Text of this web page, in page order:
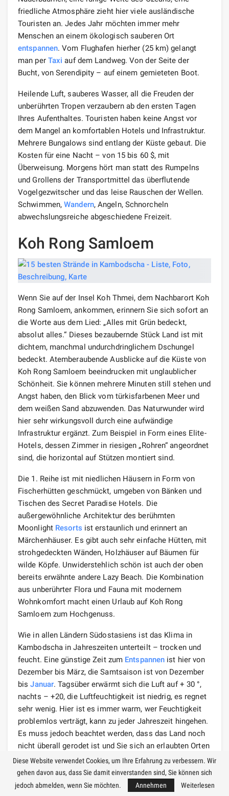
friedliche Atmosphäre zieht hier viele ausländische
Touristen an. Jedes Jahr möchten immer mehr
Menschen an einem ökologisch sauberen Ort
entspannen. Vom Flughafen hierher (25 km) gelangt
man per Taxi auf dem Landweg. Von der Seite der
Bucht, von Serendipity – auf einem gemieteten Boot.
Heilende Luft, sauberes Wasser, all die Freuden der
unberührten Tropen verzaubern ab den ersten Tagen
Ihres Aufenthaltes. Touristen haben keine Angst vor
dem Mangel an komfortablen Hotels und Infrastruktur.
Mehrere Bungalows sind entlang der Küste gebaut. Die
Kosten für eine Nacht – von 15 bis 60 $, mit
Überweisung. Morgens hört man statt des Rumpelns
und Grollens der Transportmittel das überflutende
Vogelgezwitscher und das leise Rauschen der Wellen.
Schwimmen,Wandern, Angeln, Schnorcheln
abwechslungsreiche abgeschiedene Freizeit.
Koh Rong Samloem
Wenn Sie auf der Insel Koh Thmei, dem Nachbarort Koh
Rong Samloem, ankommen, erinnern Sie sich sofort an
die Worte aus dem Lied: „Alles mit Grün bedeckt,
absolut alles.“ Dieses bezaubernde Stück Land ist mit
dichtem, manchmal undurchdringlichem Dschungel
bedeckt. Atemberaubende Ausblicke auf die Küste von
Koh Rong Samloem beeindrucken mit unglaublicher
Schönheit. Sie können mehrere Minuten still stehen und
Angst haben, den Blick vom türkisfarbenen Meer und
dem weißen Sand abzuwenden. Das Naturwunder wird
hier sehr wirkungsvoll durch eine aufwändige
Infrastruktur ergänzt. Zum Beispiel in Form eines Elite-
Hotels, dessen Zimmer in riesigen „Rohren“ angeordnet
sind, die horizontal auf Stützen montiert sind.
Die 1. Reihe ist mit niedlichen Häusern in Form von
Fischerhütten geschmückt, umgeben von Bänken und
Tischen des Secret Paradise Hotels. Die
außergewöhnliche Architektur des berühmten
Moonlight Resorts ist erstaunlich und erinnert an
Märchenhäuser. Es gibt auch sehr einfache Hütten, mit
strohgedeckten Wänden, Holzhäuser auf Bäumen für
wilde Köpfe. Unwiderstehlich schön ist auch der oben
bereits erwähnte andere Lazy Beach. Die Kombination
aus unberührter Flora und Fauna mit modernem
Wohnkomfort macht einen Urlaub auf Koh Rong
Samloem zum Hochgenuss.
Wie in allen Ländern Südostasiens ist das Klima in
Kambodscha in Jahreszeiten unterteilt – trocken und
feucht. Eine günstige Zeit zum Entspannen ist hier von
Dezember bis März, die Samtsaison ist von Dezember
bisJanuar. Tagsüber erwärmt sich die Luft auf + 30 °,
nachts – +20, die Luftfeuchtigkeit ist niedrig, es regnet
sehr wenig. Hier ist es immer warm, wer Feuchtigkeit
problemlos verträgt, kann zu jeder Jahreszeit hingehen.
Es muss jedoch beachtet werden, dass das Land noch
nicht überall gerodet ist und Sie sich an erlaubten Orten
ausruhenkönnen.
Die Strände von
Diese Website verwendet Cookies, um Ihre Erfahrung zu verbessern. Wir
gehen davon aus, dass Sie damit einverstanden sind, Sie können sich
jedoch abmelden, wenn Sie möchten.
Annehmen Weiterlesen